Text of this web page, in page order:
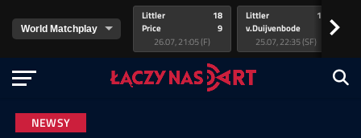
Littler
Price
18
9
26.07, 21:05 (F)
Littler
v.Duijvenbode
17
25.07, 22:35 (SF)
>
NEWSY